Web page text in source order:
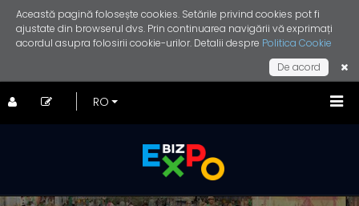
Această pagină folosește cookies. Setările privind cookies pot fi
ajustate din browserul dvs. Prin continuarea navigării vă exprimați
acordul asupra folosirii cookie-urilor. Detalii despre Politica Cookie
De acord